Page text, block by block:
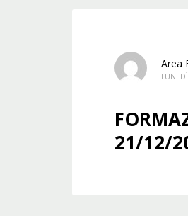
Area
21/12/